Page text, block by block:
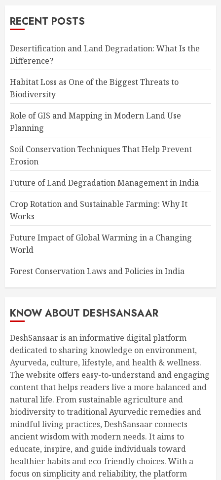
RECENT POSTS
Desertification and Land Degradation: What Is the
Difference?
Habitat Loss as One of the Biggest Threats to
Biodiversity
Role of GIS and Mapping in Modern Land Use
Planning
Soil Conservation Techniques That Help Prevent
Erosion
Future of Land Degradation Management in India
Crop Rotation and Sustainable Farming: Why It
Works
Future Impact of Global Warming in a Changing
World
Forest Conservation Laws and Policies in India
KNOW ABOUT DESHSANSAAR
DeshSansaar is an informative digital platform
dedicated to sharing knowledge on environment,
Ayurveda, culture, lifestyle, and health & wellness.
The website offers easy-to-understand and engaging
content that helps readers live a more balanced and
natural life. From sustainable agriculture and
biodiversity to traditional Ayurvedic remedies and
mindful living practices, DeshSansaar connects
ancient wisdom with modern needs. It aims to
educate, inspire, and guide individuals toward
healthier habits and eco-friendly choices. With a
focus on simplicity and reliability, the platform